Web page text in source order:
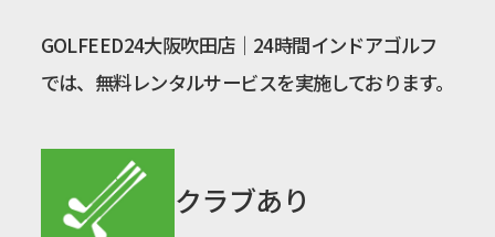
GOLFEED24大阪吹田店｜24時間インドアゴルフ
では、無料レンタルサービスを実施しております。
クラブあり